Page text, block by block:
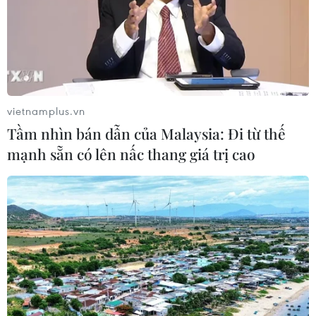
vietnamplus.vn
Tầm nhìn bán dẫn của Malaysia: Đi từ thế
mạnh sẵn có lên nấc thang giá trị cao